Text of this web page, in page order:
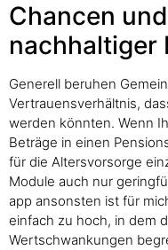
Chancen
nachhaltiger
Generell beruhen
Vertrauensverhältnis,
werden könnten. Wenn
Beträge in einen
für die Altersvorsorge
Module auch nur
app ansonsten ist für
einfach zu hoch, in dem
Wertschwankungen